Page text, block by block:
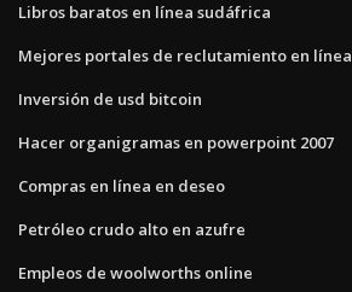
Libros baratos en línea sudáfrica
Mejores portales de reclutamiento en línea
Inversión de usd bitcoin
Hacer organigramas en powerpoint 2007
Compras en línea en deseo
Petróleo crudo alto en azufre
Empleos de woolworths online